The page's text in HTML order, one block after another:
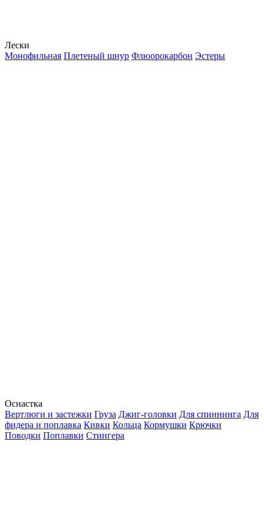
Лески
Монофильная Плетеный шнур Флюорокарбон Эстеры
Оснастка
Вертлюги и застежки Груза Джиг-головки Для спиннинга Для
фидера и поплавка Кивки Кольца Кормушки Крючки
Поводки Поплавки Стингера